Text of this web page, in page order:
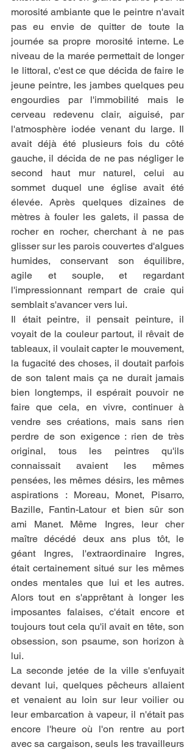
morosité ambiante que le peintre n'avait
pas eu envie de quitter de toute la
journée sa propre morosité interne. Le
niveau de la marée permettait de longer
le littoral, c'est ce que décida de faire le
jeune peintre, les jambes quelques peu
engourdies par l'immobilité mais le
cerveau redevenu clair, aiguisé, par
l'atmosphère iodée venant du large. Il
avait déjà été plusieurs fois du côté
gauche, il décida de ne pas négliger le
second haut mur naturel, celui au
sommet duquel une église avait été
élevée. Après quelques dizaines de
mètres à fouler les galets, il passa de
rocher en rocher, cherchant à ne pas
glisser sur les parois couvertes d'algues
humides, conservant son équilibre,
agile et souple, et regardant
l'impressionnant rempart de craie qui
semblait s'avancer vers lui.
Il était peintre, il pensait peinture, il
voyait de la couleur partout, il rêvait de
tableaux, il voulait capter le mouvement,
la fugacité des choses, il doutait parfois
de son talent mais ça ne durait jamais
bien longtemps, il espérait pouvoir ne
faire que cela, en vivre, continuer à
vendre ses créations, mais sans rien
perdre de son exigence : rien de très
original, tous les peintres qu'ils
connaissait avaient les mêmes
pensées, les mêmes désirs, les mêmes
aspirations : Moreau, Monet, Pisarro,
Bazille, Fantin-Latour et bien sûr son
ami Manet. Même Ingres, leur cher
maître décédé deux ans plus tôt, le
géant Ingres, l'extraordinaire Ingres,
était certainement situé sur les mêmes
ondes mentales que lui et les autres.
Alors tout en s'apprêtant à longer les
imposantes falaises, c'était encore et
toujours tout cela qu'il avait en tête, son
obsession, son psaume, son horizon à
lui.
La seconde jetée de la ville s'enfuyait
devant lui, quelques pêcheurs allaient
et venaient au loin sur leur voilier ou
leur embarcation à vapeur, il n'était pas
encore l'heure où l'on rentre au port
avec sa cargaison, seuls les travailleurs